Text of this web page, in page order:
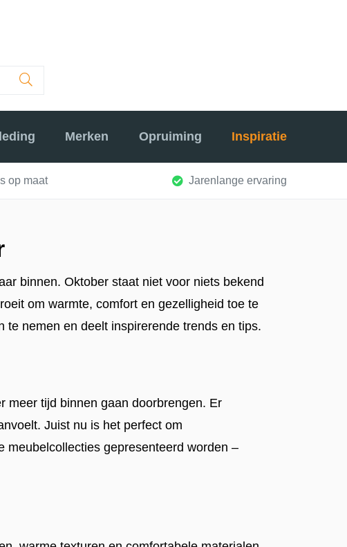
Merken Opruiming Inspiratie
op maat Jarenlange ervaring
binnen. Oktober staat niet voor niets bekend
om warmte, comfort en gezelligheid toe te
nemen en deelt inspirerende trends en tips.
meer tijd binnen gaan doorbrengen. Er
Juist nu is het perfect om
meubelcollecties gepresenteerd worden –